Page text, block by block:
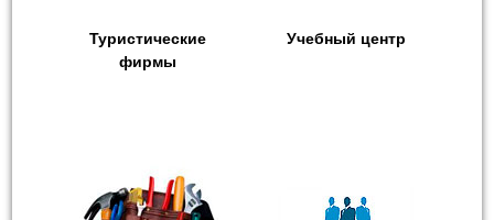
Туристические
фирмы
Учебный центр